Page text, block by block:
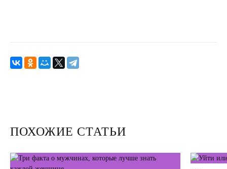
ПОХОЖИЕ СТАТЬИ
Улучшить отношения с мужем
Секс
Кинозал
Сделать семью дружной